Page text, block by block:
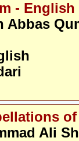
- English
Abbas
Ali